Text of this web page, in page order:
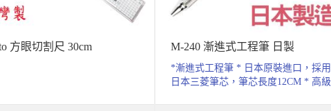
方眼切割尺 30cm M-240 漸進式工程筆 日製
*漸進式工程筆 * 日本原裝進口，採用
日本三菱筆芯，筆芯長度12CM * 高級